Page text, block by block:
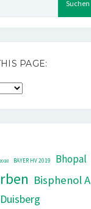
PAGE:
BAYER HV 2019 Bhopal
Bisphenol A